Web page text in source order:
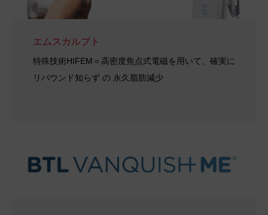
エムスカルプト
特殊技術HIFEM＝高密度焦点式電磁を用いて、確実に
リバウンド知らず の 永久脂肪減少